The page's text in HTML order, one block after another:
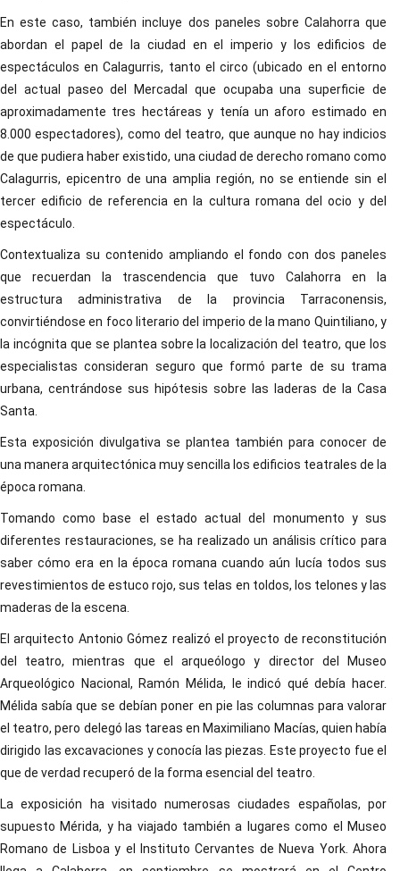
En este caso, también incluye dos paneles sobre Calahorra que
abordan el papel de la ciudad en el imperio y los edificios de
espectáculos en Calagurris, tanto el circo (ubicado en el entorno
del actual paseo del Mercadal que ocupaba una superficie de
aproximadamente tres hectáreas y tenía un aforo estimado en
8.000 espectadores), como del teatro, que aunque no hay indicios
de que pudiera haber existido, una ciudad de derecho romano como
Calagurris, epicentro de una amplia región, no se entiende sin el
tercer edificio de referencia en la cultura romana del ocio y del
espectáculo.
Contextualiza su contenido ampliando el fondo con dos paneles
que recuerdan la trascendencia que tuvo Calahorra en la
estructura administrativa de la provincia Tarraconensis,
convirtiéndose en foco literario del imperio de la mano Quintiliano, y
la incógnita que se plantea sobre la localización del teatro, que los
especialistas consideran seguro que formó parte de su trama
urbana, centrándose sus hipótesis sobre las laderas de la Casa
Santa.
Esta exposición divulgativa se plantea también para conocer de
una manera arquitectónica muy sencilla los edificios teatrales de la
época romana.
Tomando como base el estado actual del monumento y sus
diferentes restauraciones, se ha realizado un análisis crítico para
saber cómo era en la época romana cuando aún lucía todos sus
revestimientos de estuco rojo, sus telas en toldos, los telones y las
maderas de la escena.
El arquitecto Antonio Gómez realizó el proyecto de reconstitución
del teatro, mientras que el arqueólogo y director del Museo
Arqueológico Nacional, Ramón Mélida, le indicó qué debía hacer.
Mélida sabía que se debían poner en pie las columnas para valorar
el teatro, pero delegó las tareas en Maximiliano Macías, quien había
dirigido las excavaciones y conocía las piezas. Este proyecto fue el
que de verdad recuperó de la forma esencial del teatro.
La exposición ha visitado numerosas ciudades españolas, por
supuesto Mérida, y ha viajado también a lugares como el Museo
Romano de Lisboa y el Instituto Cervantes de Nueva York. Ahora